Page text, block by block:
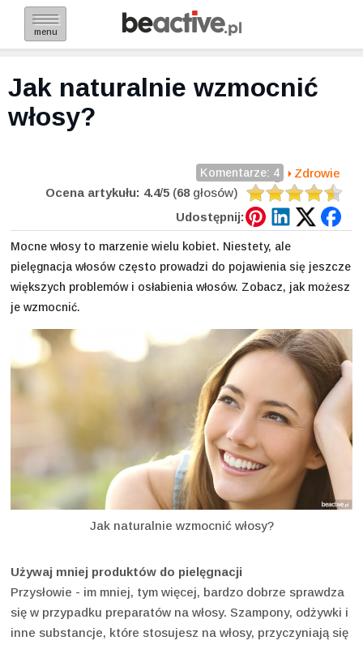
menu
Jak naturalnie wzmocnić
włosy?
Zdrowie
Komentarze: 4
Ocena artykułu: 4.4/5 (68 głosów)
Udostępnij:
Mocne włosy to marzenie wielu kobiet. Niestety, ale
pielęgnacja włosów często prowadzi do pojawienia się jeszcze
większych problemów i osłabienia włosów. Zobacz, jak możesz
je wzmocnić.
Jak naturalnie wzmocnić włosy?
Używaj mniej produktów do pielęgnacji
Przysłowie - im mniej, tym więcej, bardzo dobrze sprawdza
się w przypadku preparatów na włosy. Szampony, odżywki i
inne substancje, które stosujesz na włosy, przyczyniają się